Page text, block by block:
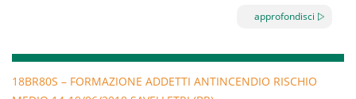
preparazione dei pasti e post consumo e gestire dei locali
approvvigionamento energetico, oltreché i criteri ambientali
collettiva” e per la fornitura di “derrate alimentari”.
approfondisci
18BR80S – FORMAZIONE ADDETTI ANTINCENDIO RISCHIO